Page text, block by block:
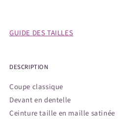
GUIDE DES TAILLES
DESCRIPTION
Coupe classique
Devant en dentelle
Ceinture taille en maille satinée